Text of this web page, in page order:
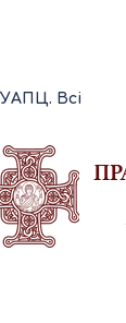
Всі